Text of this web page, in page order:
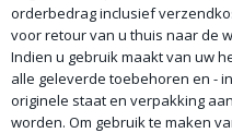
orderbedrag inclusief
voor retour van u thuis naar de
Indien u gebruik maakt van uw
alle geleverde toebehoren en -
originele staat en verpakking
worden. Om gebruik te maken